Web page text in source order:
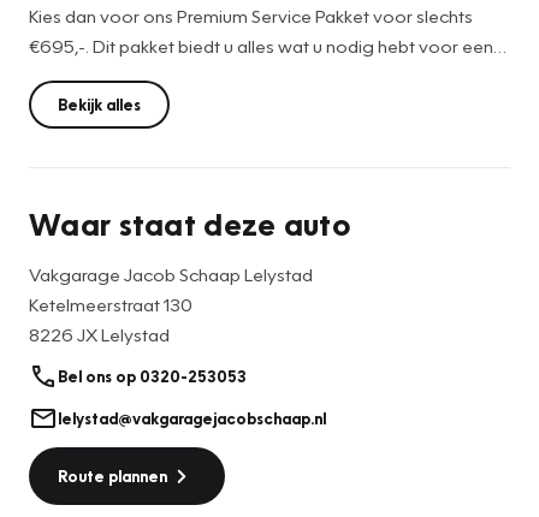
Kies dan voor ons Premium Service Pakket voor slechts
€695,-. Dit pakket biedt u alles wat u nodig hebt voor een
zorgeloze ervaring:
-12 maanden BOVAG garantie voor uw gemoedsrust
-Grondige reiniging & poetsbeurt van binnen en buiten
-Suzuki Service Card voor extra voordelen bij de dealer
Let op: De kosten van dit pakket zijn niet inbegrepen in de
prijs van de auto, maar bieden u wel een zorgeloze start!
Neem contact met ons op voor meer info.
Bekijk alles
Waar staat deze auto
Vakgarage Jacob Schaap Lelystad
Ketelmeerstraat 130
8226 JX Lelystad
Bel ons op 0320-253053
lelystad@vakgaragejacobschaap.nl
Route plannen